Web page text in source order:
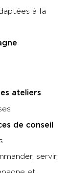
à la
ateliers
de conseil
servir,